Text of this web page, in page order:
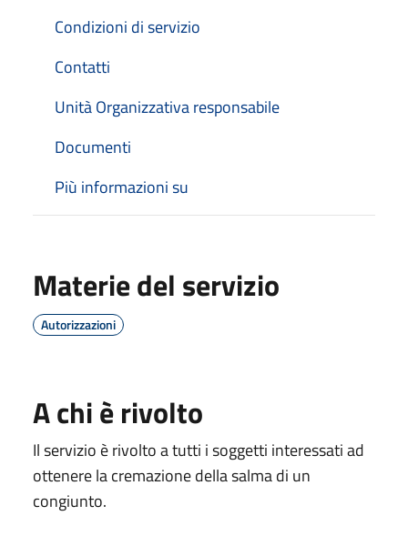
Condizioni di servizio
Contatti
Unità Organizzativa responsabile
Documenti
Più informazioni su
Materie del servizio
Autorizzazioni
A chi è rivolto
Il servizio è rivolto a tutti i soggetti interessati ad
ottenere la cremazione della salma di un
congiunto.